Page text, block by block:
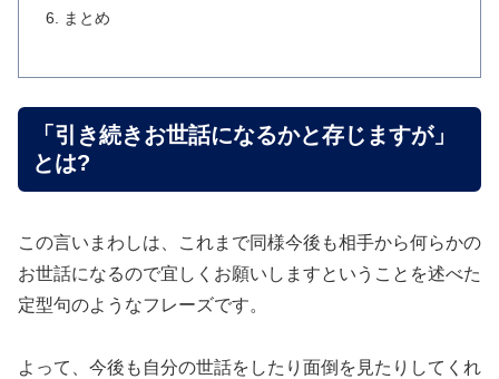
まとめ
「引き続きお世話になるかと存じますが」
とは?
この言いまわしは、これまで同様今後も相手から何らかの
お世話になるので宜しくお願いしますということを述べた
定型句のようなフレーズです。
よって、今後も自分の世話をしたり面倒を見たりしてくれ